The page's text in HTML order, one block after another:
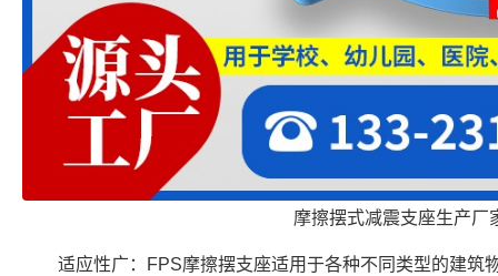
摩擦摆式减震支座生产厂
适应性广：FPS摩擦摆支座适用于各种不同类型的建筑